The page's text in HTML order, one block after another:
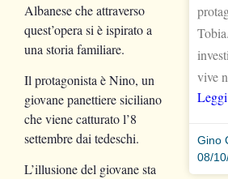
Albanese che attraverso
quest’opera si è ispirato a
una storia familiare.
Il protagonista è Nino, un
giovane panettiere siciliano
che viene catturato l’8
settembre dai tedeschi.
L’illusione del giovane sta
vive
Gino
08/